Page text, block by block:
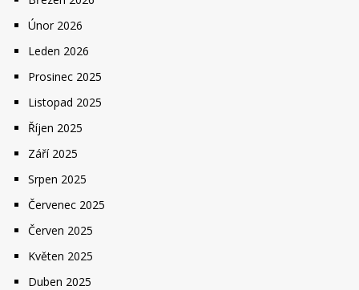
Únor 2026
Leden 2026
Prosinec 2025
Listopad 2025
Říjen 2025
Září 2025
Srpen 2025
Červenec 2025
Červen 2025
Květen 2025
Duben 2025